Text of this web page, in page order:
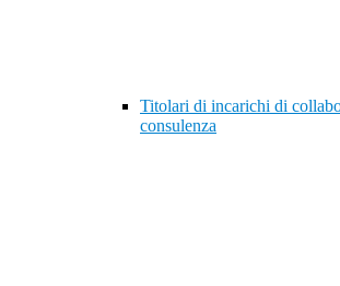
Titolari di incarichi di
consulenza